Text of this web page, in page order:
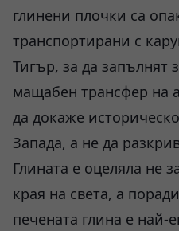
глинени плочки са
транспортирани с
Тигър, за да запълнят
мащабен трансфер на
да докаже
Запада, а не да
Глината е оцеляла не
края на света, а
печената глина е най-